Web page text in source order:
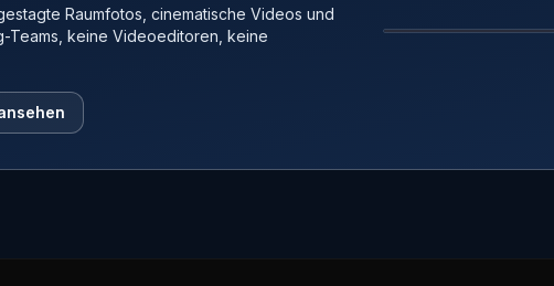
Raumfotos, cinematische Videos und
Teams, keine Videoeditoren, keine